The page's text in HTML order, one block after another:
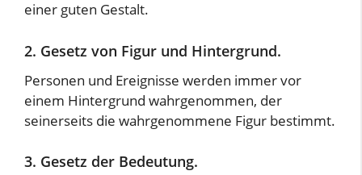
einer guten Gestalt.
2. Gesetz von Figur und Hintergrund.
Personen und Ereignisse werden immer vor
einem Hintergrund wahrgenommen, der
seinerseits die wahrgenommene Figur bestimmt.
3. Gesetz der Bedeutung.